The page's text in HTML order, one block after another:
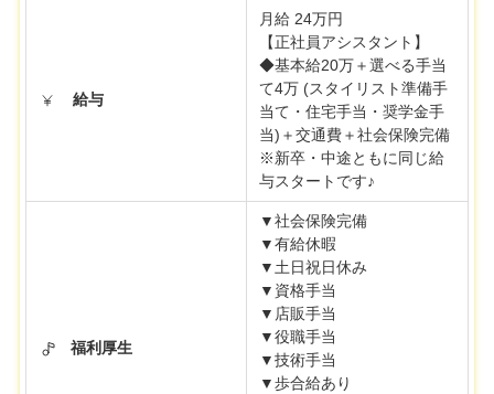
給与
月給 24万円
【正社員アシスタント】
◆基本給20万＋選べる手当
て4万 (スタイリスト準備手
当て・住宅手当・奨学金手
当)＋交通費＋社会保険完備
※新卒・中途ともに同じ給
与スタートです♪
福利厚生
▼社会保険完備
▼有給休暇
▼土日祝日休み
▼資格手当
▼店販手当
▼役職手当
▼技術手当
▼歩合給あり